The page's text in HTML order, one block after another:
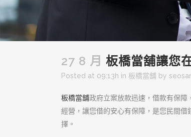
27 8 月 板橋當舖讓您
Posted at 09:13h in 板橋當舖 by
板橋當舖政府立案放款迅速，借款有保障
經營，讓您借的安心有保障，是您民間
擇。